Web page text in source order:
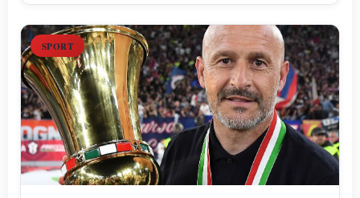
SPORT